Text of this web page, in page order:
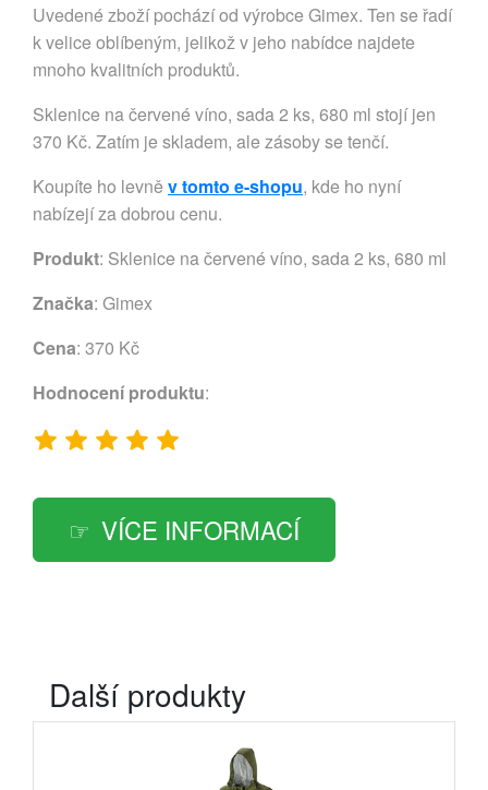
Uvedené zboží pochází od výrobce Gimex. Ten se řadí
k velice oblíbeným, jelikož v jeho nabídce najdete
mnoho kvalitních produktů.
Sklenice na červené víno, sada 2 ks, 680 ml stojí jen
370 Kč. Zatím je skladem, ale zásoby se tenčí.
Koupíte ho levně v tomto e-shopu, kde ho nyní
nabízejí za dobrou cenu.
Produkt: Sklenice na červené víno, sada 2 ks, 680 ml
Značka: Gimex
Cena: 370 Kč
Hodnocení produktu:
VÍCE INFORMACÍ
Další produkty